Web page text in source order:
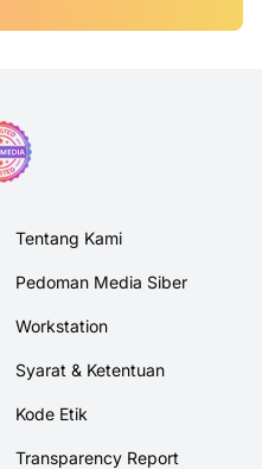
Tentang Kami
Pedoman Media Siber
Workstation
Syarat & Ketentuan
Kode Etik
Transparency Report